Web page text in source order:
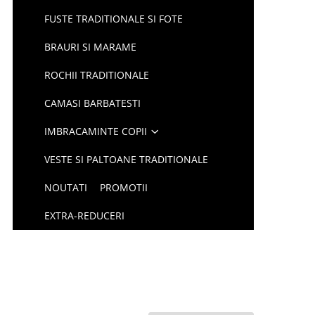
FUSTE TRADITIONALE SI FOTE
BRAURI SI MARAME
ROCHII TRADITIONALE
CAMASI BARBATESTI
IMBRACAMINTE COPII
VESTE SI PALTOANE TRADITIONALE
NOUTATI PROMOTII
EXTRA-REDUCERI